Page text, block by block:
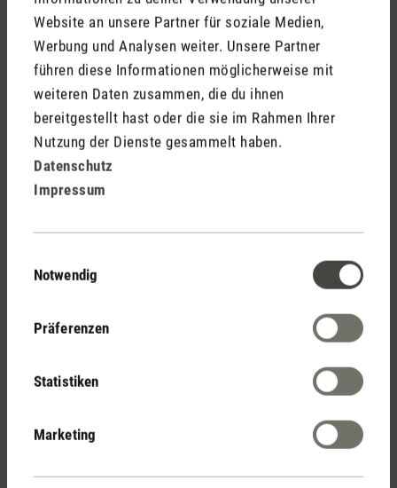
Website an unsere Partner für soziale Medien,
Werbung und Analysen weiter. Unsere Partner
führen diese Informationen möglicherweise mit
weiteren Daten zusammen, die du ihnen
bereitgestellt hast oder die sie im Rahmen Ihrer
Nutzung der Dienste gesammelt haben.
Datenschutz
Impressum
Notwendig
Präferenzen
Statistiken
Marketing
Auf jeden Fall! Während der Saison bin ich häufig 3-4 Tage
pro Woche unterwegs. Wenn ich weg bin, stelle ich den
Hygrostat auf 45% Luftfeuchtigkeit ein. Somit ist mein
Zimmer stets gut befeuchtet und George steht nicht vor einer
Herkulesaufgabe. Bei 45% Ziel-Luftfeuchtigkeit reicht mir der
Wassertank 4 Tage und hat sogar noch Reserve. Das liegt
sicher daran, dass George nur dann läuft, wenn er muss.
Wie reinige ich George?
Nichts einfacher als das. Die Wasserwanne, wie auch das